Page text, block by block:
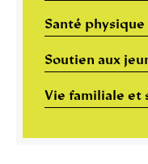
Santé
Soutien aux
Vie familiale et